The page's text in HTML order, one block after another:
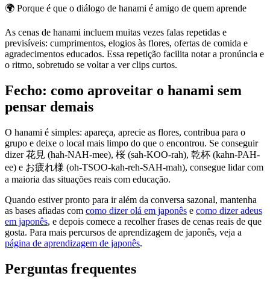
🌍 Porque é que o diálogo de hanami é amigo de quem aprende
As cenas de hanami incluem muitas vezes falas repetidas e
previsíveis: cumprimentos, elogios às flores, ofertas de comida e
agradecimentos educados. Essa repetição facilita notar a pronúncia e
o ritmo, sobretudo se voltar a ver clips curtos.
Fecho: como aproveitar o hanami sem
pensar demais
O hanami é simples: apareça, aprecie as flores, contribua para o
grupo e deixe o local mais limpo do que o encontrou. Se conseguir
dizer 花見 (hah-NAH-mee), 桜 (sah-KOO-rah), 乾杯 (kahn-PAH-
ee) e お疲れ様 (oh-TSOO-kah-reh-SAH-mah), consegue lidar com
a maioria das situações reais com educação.
Quando estiver pronto para ir além da conversa sazonal, mantenha
as bases afiadas com como dizer olá em japonês e como dizer adeus
em japonês, e depois comece a recolher frases de cenas reais de que
gosta. Para mais percursos de aprendizagem de japonês, veja a
página de aprendizagem de japonês.
Perguntas frequentes